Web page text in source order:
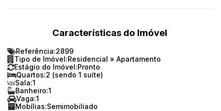
Características do Imóvel
Referência:2899
Tipo de Imóvel:Residencial » Apartamento
Estágio do Imóvel:Pronto
Quartos:2 (sendo 1 suíte)
Sala:1
Banheiro:1
Vaga:1
Mobílias:Semimobiliado